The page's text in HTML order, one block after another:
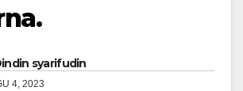
syarifudin
4, 2023